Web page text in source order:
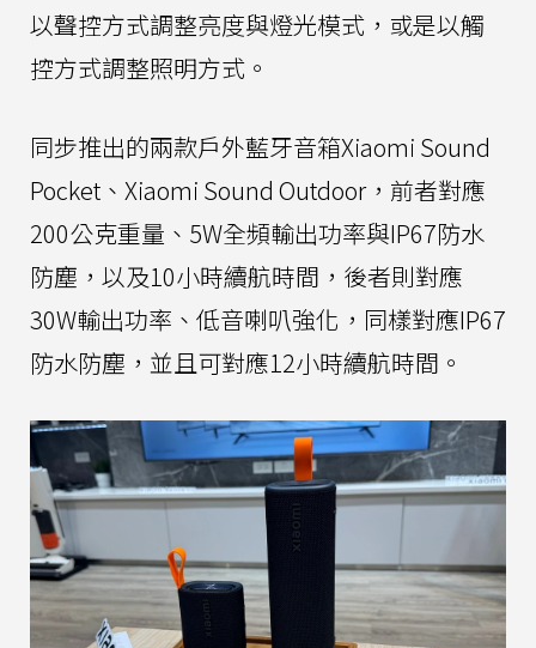
以聲控方式調整亮度與燈光模式，或是以觸
控方式調整照明方式。
同步推出的兩款戶外藍牙音箱Xiaomi Sound
Pocket、Xiaomi Sound Outdoor，前者對應
200公克重量、5W全頻輸出功率與IP67防水
防塵，以及10小時續航時間，後者則對應
30W輸出功率、低音喇叭強化，同樣對應IP67
防水防塵，並且可對應12小時續航時間。